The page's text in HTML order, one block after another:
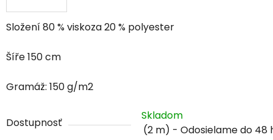
Složení 80 % viskoza 20 % polyester
Šíře 150 cm
Gramáž: 150 g/m2
Dostupnosť
Skladom
(2 m)